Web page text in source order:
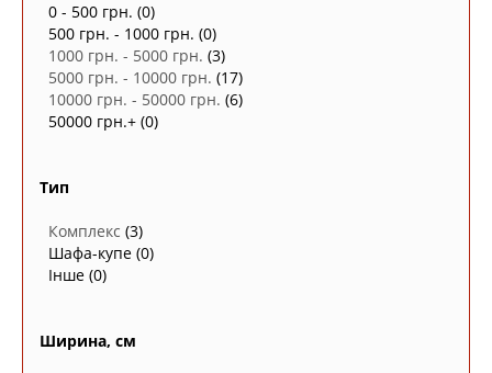
0 - 500 грн. (0)
500 грн. - 1000 грн. (0)
1000 грн. - 5000 грн. (3)
5000 грн. - 10000 грн. (17)
10000 грн. - 50000 грн. (6)
50000 грн.+ (0)
Тип
Комплекс (3)
Шафа-купе (0)
Інше (0)
Ширина, см